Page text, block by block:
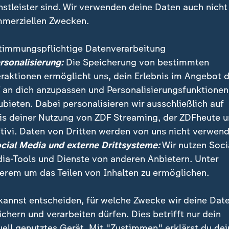
sei nun im Katastrophengebiet, berichtet ZDF-
La Guaira. Hoffnung mache die Rettung eines
Beben.
sind. Wir verwenden deine Daten auch nicht
Zwecken.
Datenverarbeitung
Die Speicherung von bestimmten
ermöglicht uns, dein Erlebnis im Angebot
an dich anzupassen und Personalisierungsfunktionen
Dabei personalisieren wir ausschließlich auf
deiner Nutzung von ZDF Streaming, der ZDFheute
Daten von Dritten werden von uns nicht
Media und externe Drittsysteme:Wir nutzen
Tools und Dienste von anderen Anbietern. Unter
um das Teilen von Inhalten zu ermöglichen.
entscheiden, für welche Zwecke wir deine
und verarbeiten dürfen. Dies betrifft nur dein